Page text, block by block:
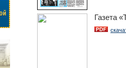
Газета